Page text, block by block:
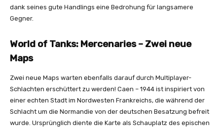
dank seines gute Handlings eine Bedrohung für langsamere
Gegner.
World of Tanks: Mercenaries – Zwei neue
Maps
Zwei neue Maps warten ebenfalls darauf durch Multiplayer-
Schlachten erschüttert zu werden! Caen – 1944 ist inspiriert von
einer echten Stadt im Nordwesten Frankreichs, die während der
Schlacht um die Normandie von der deutschen Besatzung befreit
wurde. Ursprünglich diente die Karte als Schauplatz des epischen